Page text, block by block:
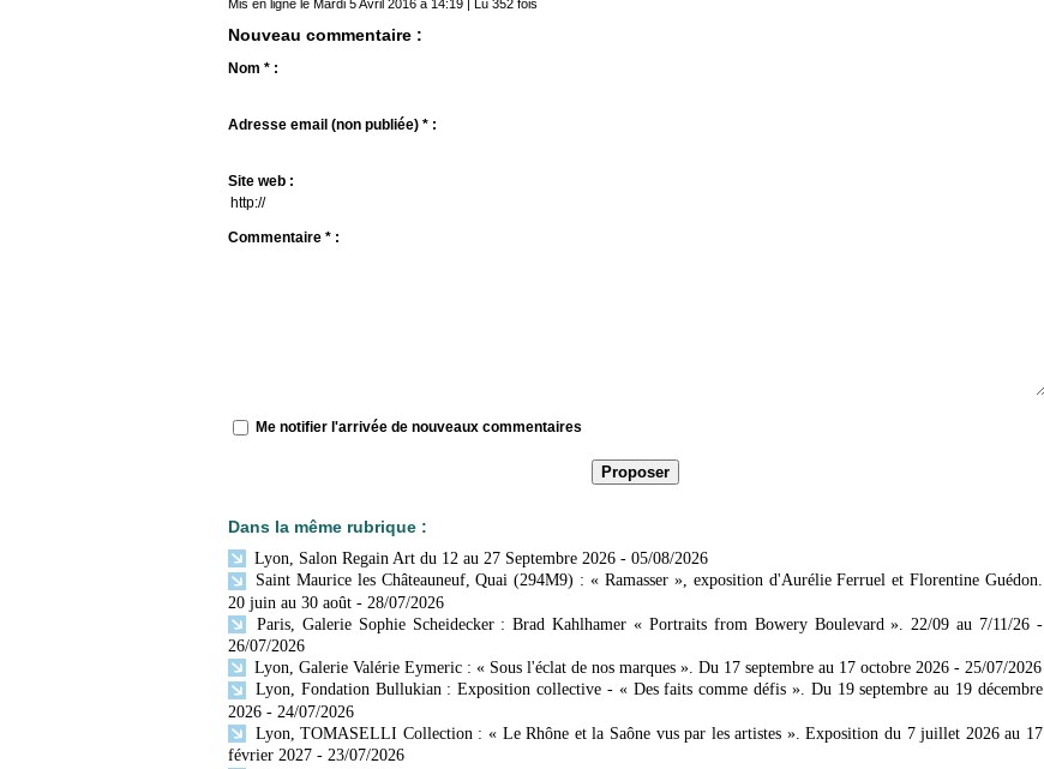
Mis en ligne le Mardi 5 Avril 2016 à 14:19 | Lu 352 fois
Nouveau commentaire :
Nom * :
Adresse email (non publiée) * :
Site web :
Commentaire * :
Me notifier l'arrivée de nouveaux commentaires
Dans la même rubrique :
Lyon, Salon Regain Art du 12 au 27 Septembre 2026 - 05/08/2026
Saint Maurice les Châteauneuf, Quai (294M9) : « Ramasser », exposition d'Aurélie Ferruel et Florentine Guédon.
20 juin au 30 août - 28/07/2026
Paris, Galerie Sophie Scheidecker : Brad Kahlhamer « Portraits from Bowery Boulevard ». 22/09 au 7/11/26 -
26/07/2026
Lyon, Galerie Valérie Eymeric : « Sous l'éclat de nos marques ». Du 17 septembre au 17 octobre 2026 - 25/07/2026
Lyon, Fondation Bullukian : Exposition collective - « Des faits comme défis ». Du 19 septembre au 19 décembre
2026 - 24/07/2026
Lyon, TOMASELLI Collection : « Le Rhône et la Saône vus par les artistes ». Exposition du 7 juillet 2026 au 17
février 2027 - 23/07/2026